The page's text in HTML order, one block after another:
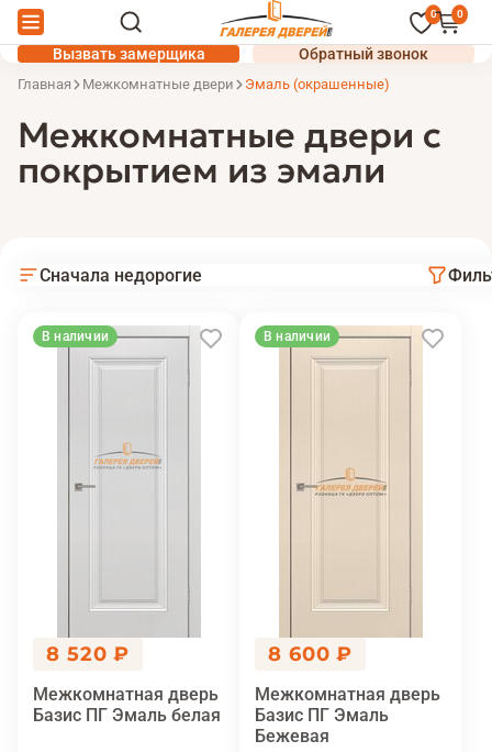
0 0
Вызвать замерщика Обратный звонок
Главная Межкомнатные двери Эмаль (окрашенные)
Межкомнатные двери с
покрытием из эмали
Сначала недорогие
В наличии
8 520 ₽
Межкомнатная дверь
Базис ПГ Эмаль белая
В наличии
8 600 ₽
Межкомнатная дверь
Базис ПГ Эмаль
Бежевая